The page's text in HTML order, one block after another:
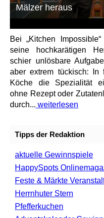
Mälzer heraus
Bei „Kitchen
seine hochkarätigen
schier unlösbare
aber extrem tückisch: In
Köche die Spezialität
ohne Rezept oder
durch... weiterlesen
Tipps der Redaktion
aktuelle Gewinnspiele
HappySpots
Feste & Märkte
Herrnhuter Stern
Pfefferkuchen